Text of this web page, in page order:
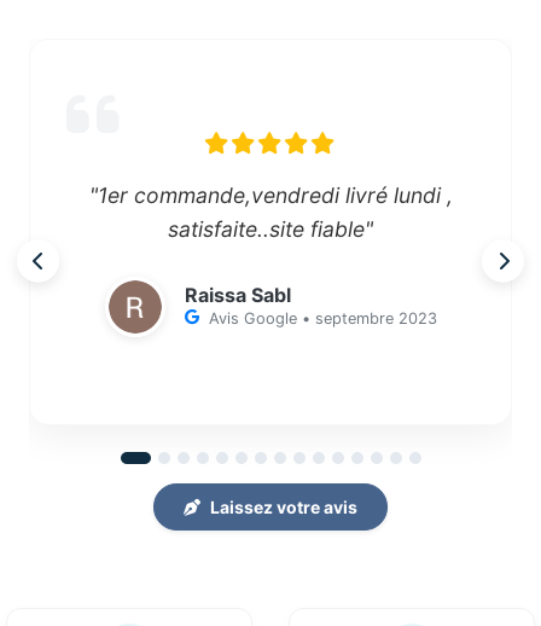
"1er commande,vendredi livré lundi ,
satisfaite..site fiable"
Raissa Sabl
Avis Google • septembre 2023
Laissez votre avis